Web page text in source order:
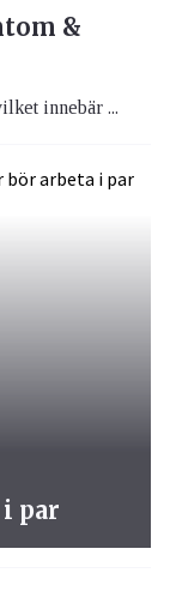
&
innebär ...
par